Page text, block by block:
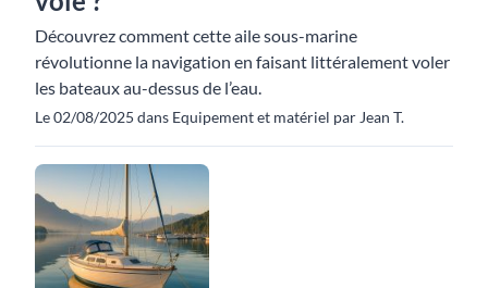
Découvrez comment cette aile sous-marine
révolutionne la navigation en faisant littéralement voler
les bateaux au-dessus de l’eau.
Le 02/08/2025 dans Equipement et matériel par Jean T.